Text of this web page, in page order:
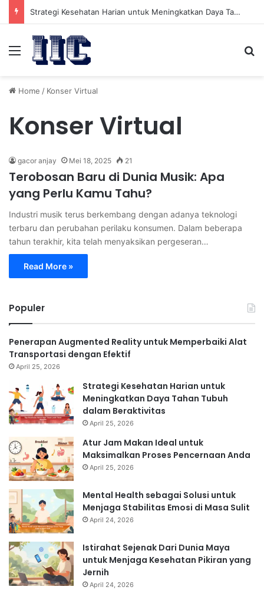
Strategi Kesehatan Harian untuk Meningkatkan Daya Tahan Tubuh dalam Beraktivitas
Menu
Home / Konser Virtual
Konser Virtual
gacor anjay Mei 18, 2025 21
Terobosan Baru di Dunia Musik: Apa
yang Perlu Kamu Tahu?
Industri musik terus berkembang dengan adanya teknologi
terbaru dan perubahan perilaku konsumen. Dalam beberapa
tahun terakhir, kita telah menyaksikan pergeseran…
Read More »
Populer
Penerapan Augmented Reality untuk Memperbaiki Alat
Transportasi dengan Efektif
April 25, 2026
Strategi Kesehatan Harian untuk
Meningkatkan Daya Tahan Tubuh
dalam Beraktivitas
April 25, 2026
Atur Jam Makan Ideal untuk
Maksimalkan Proses Pencernaan Anda
April 25, 2026
Mental Health sebagai Solusi untuk
Menjaga Stabilitas Emosi di Masa Sulit
April 24, 2026
Istirahat Sejenak Dari Dunia Maya
untuk Menjaga Kesehatan Pikiran yang
Jernih
April 24, 2026